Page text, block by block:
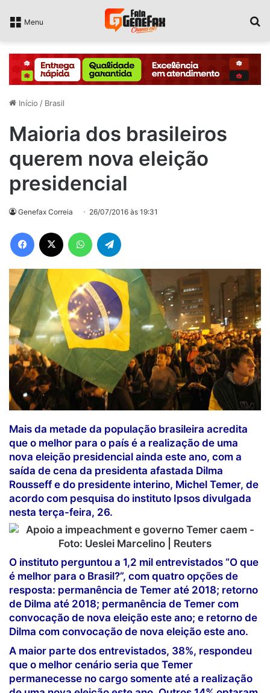
Menu
Início / Brasil
Maioria dos brasileiros
querem nova eleição
presidencial
Genefax Correia 26/07/2016 às 19:31
Facebook WhatsApp
Mais da metade da população brasileira acredita
que o melhor para o país é a realização de uma
nova eleição presidencial ainda este ano, com a
saída de cena da presidenta afastada Dilma
Rousseff e do presidente interino, Michel Temer, de
acordo com pesquisa do instituto Ipsos divulgada
nesta terça-feira, 26.
O instituto perguntou a 1,2 mil entrevistados “O que
é melhor para o Brasil?”, com quatro opções de
resposta: permanência de Temer até 2018; retorno
de Dilma até 2018; permanência de Temer com
convocação de nova eleição este ano; e retorno de
Dilma com convocação de nova eleição este ano.
A maior parte dos entrevistados, 38%, respondeu
que o melhor cenário seria que Temer
permanecesse no cargo somente até a realização